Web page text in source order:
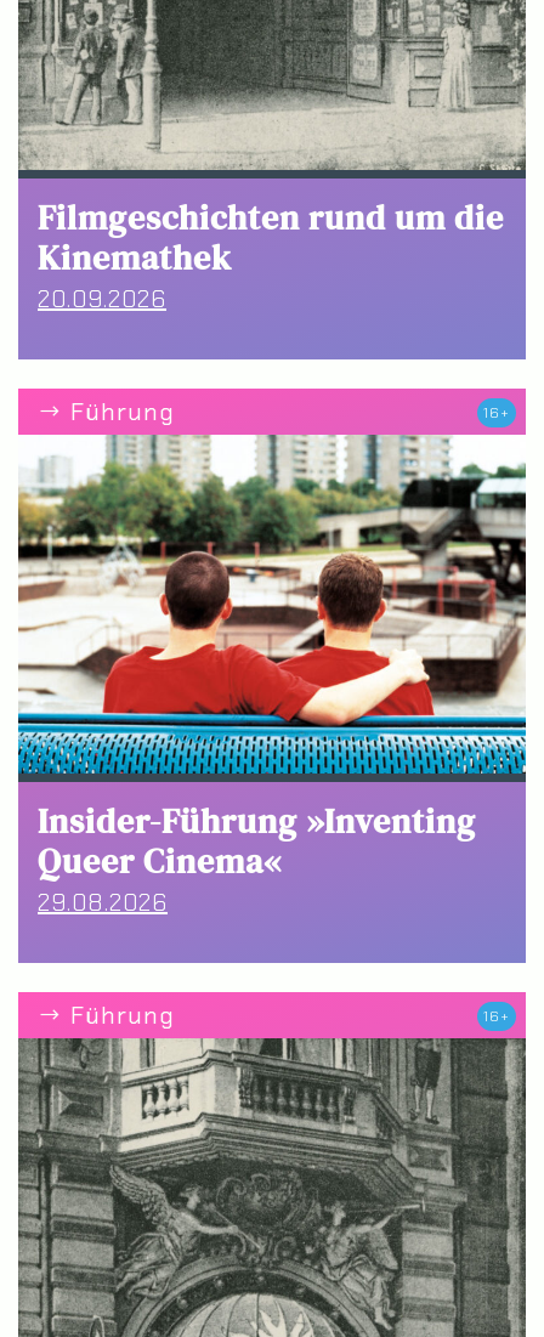
Filmgeschichten rund um die
Kinemathek
20.09.2026
Führung
Insider-Führung »Inventing
Queer Cinema«
29.08.2026
16+
Führung 16+